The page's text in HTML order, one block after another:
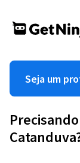
Seja um